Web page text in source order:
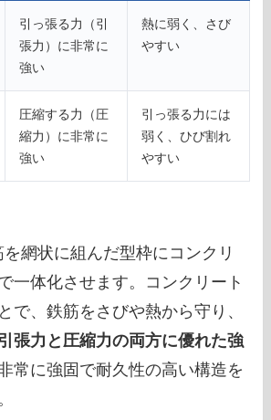
引っ張る力（引
張力）に非常に
強い
熱に弱く、さび
やすい
圧縮する力（圧
縮力）に非常に
強い
引っ張る力には
弱く、ひび割れ
やすい
網状に組んだ型枠にコンクリ
一体化させます。コンクリート
で、鉄筋をさびや熱から守り、
張力と圧縮力の両方に優れた強
常に強固で耐久性の高い構造を